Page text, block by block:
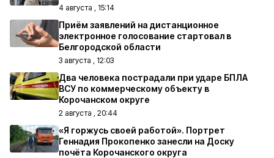
4 августа , 15:14
Приём заявлений на дистанционное
электронное голосование стартовал в
Белгородской области
3 августа , 12:03
Два человека пострадали при ударе БПЛА
ВСУ по коммерческому объекту в
Корочанском округе
2 августа , 20:44
«Я горжусь своей работой». Портрет
Геннадия Прокопенко занесли на Доску
почёта Корочанского округа